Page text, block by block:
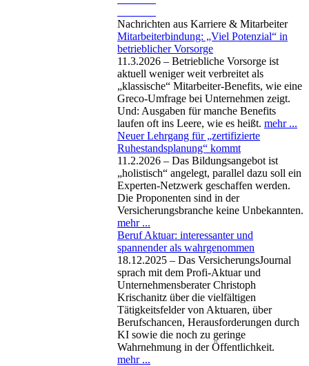
Nachrichten aus Karriere & Mitarbeiter
Mitarbeiterbindung: „Viel Potenzial“ in
betrieblicher Vorsorge
11.3.2026 – Betriebliche Vorsorge ist
aktuell weniger weit verbreitet als
„klassische“ Mitarbeiter-Benefits, wie eine
Greco-Umfrage bei Unternehmen zeigt.
Und: Ausgaben für manche Benefits
laufen oft ins Leere, wie es heißt. mehr ...
Neuer Lehrgang für „zertifizierte
Ruhestandsplanung“ kommt
11.2.2026 – Das Bildungsangebot ist
„holistisch“ angelegt, parallel dazu soll ein
Experten-Netzwerk geschaffen werden.
Die Proponenten sind in der
Versicherungsbranche keine Unbekannten.
mehr ...
Beruf Aktuar: interessanter und
spannender als wahrgenommen
18.12.2025 – Das VersicherungsJournal
sprach mit dem Profi-Aktuar und
Unternehmensberater Christoph
Krischanitz über die vielfältigen
Tätigkeitsfelder von Aktuaren, über
Berufschancen, Herausforderungen durch
KI sowie die noch zu geringe
Wahrnehmung in der Öffentlichkeit.
mehr ...